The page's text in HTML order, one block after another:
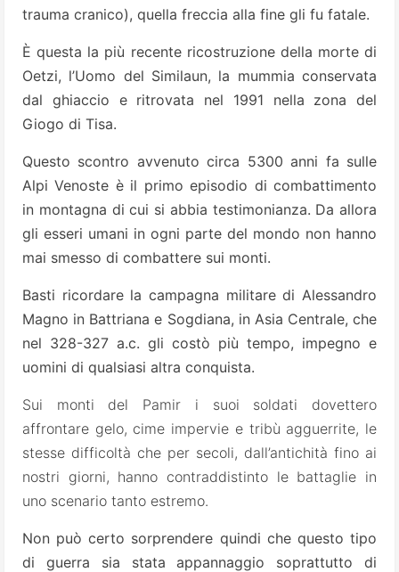
trauma cranico), quella freccia alla fine gli fu fatale.
È questa la più recente ricostruzione della morte di
Oetzi, l’Uomo del Similaun, la mummia conservata
dal ghiaccio e ritrovata nel 1991 nella zona del
Giogo di Tisa.
Questo scontro avvenuto circa 5300 anni fa sulle
Alpi Venoste è il primo episodio di combattimento
in montagna di cui si abbia testimonianza. Da allora
gli esseri umani in ogni parte del mondo non hanno
mai smesso di combattere sui monti.
Basti ricordare la campagna militare di Alessandro
Magno in Battriana e Sogdiana, in Asia Centrale, che
nel 328-327 a.c. gli costò più tempo, impegno e
uomini di qualsiasi altra conquista.
Sui monti del Pamir i suoi soldati dovettero
affrontare gelo, cime impervie e tribù agguerrite, le
stesse difficoltà che per secoli, dall’antichità fino ai
nostri giorni, hanno contraddistinto le battaglie in
uno scenario tanto estremo.
Non può certo sorprendere quindi che questo tipo
di guerra sia stata appannaggio soprattutto di